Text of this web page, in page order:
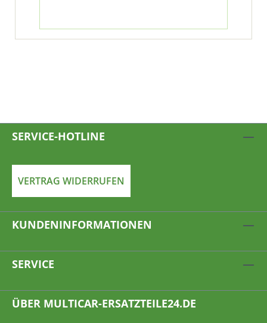
SERVICE-HOTLINE
VERTRAG WIDERRUFEN
KUNDENINFORMATIONEN
SERVICE
ÜBER MULTICAR-ERSATZTEILE24.DE